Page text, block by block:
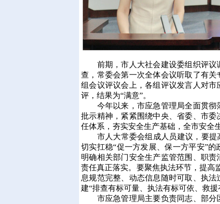
前期，市人大社会建设委组织评议
查，常委会第一次全体会议听取了有
组会议评议会上，各组评议发言人对
评，结果为“满意”。
今年以来，市应急管理局全面贯彻
批示精神，紧紧围绕中央、省委、市
任体系，夯实安全生产基础，全市安全
市人大常委会组成人员建议，要提
切实扛稳“促一方发展、保一方平安”
明确相关部门安全生产监管范围、职
责任真正落实。要聚焦执法环节，提高
息规范完整、动态信息随时可取、执
建“排查有标可量、执法有标可依、救
市应急管理局主要负责同志、部分